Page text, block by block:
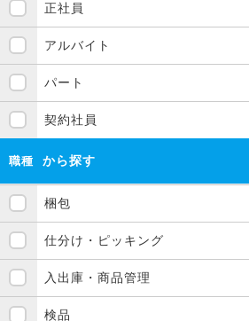
正社員
アルバイト
パート
契約社員
職種 から探す
梱包
仕分け・ピッキング
入出庫・商品管理
検品